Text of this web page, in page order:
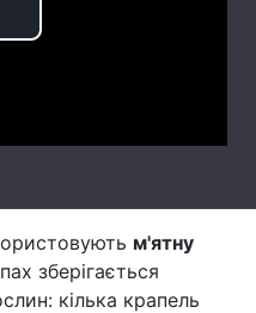
м'ятну
зберігається
кілька крапель